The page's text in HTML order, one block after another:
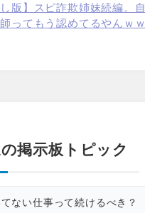
し版】スピ詐欺姉妹続編。自
ってもう認めてるやんｗｗ
掲示板トピック
ない仕事って続けるべき？